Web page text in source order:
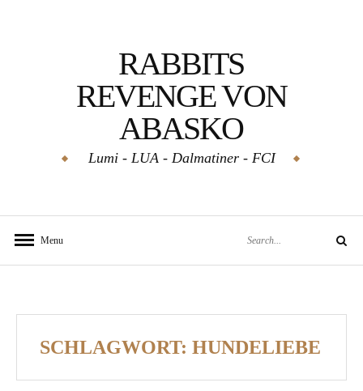
RABBITS
REVENGE VON
ABASKO
Lumi - LUA - Dalmatiner - FCI
Menu Search
SCHLAGWORT: HUNDELIEBE